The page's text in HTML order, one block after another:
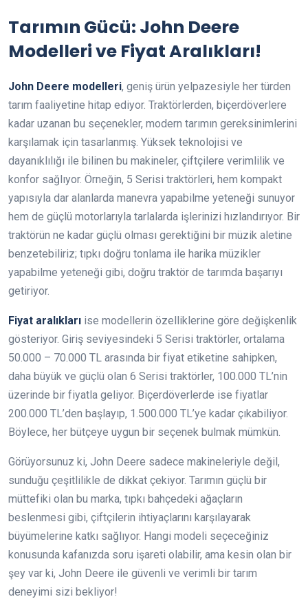
Tarımın Gücü: John Deere
Modelleri ve Fiyat Aralıkları!
John Deere modelleri, geniş ürün yelpazesiyle her türden
tarım faaliyetine hitap ediyor. Traktörlerden, biçerdöverlere
kadar uzanan bu seçenekler, modern tarımın gereksinimlerini
karşılamak için tasarlanmış. Yüksek teknolojisi ve
dayanıklılığı ile bilinen bu makineler, çiftçilere verimlilik ve
konfor sağlıyor. Örneğin, 5 Serisi traktörleri, hem kompakt
yapısıyla dar alanlarda manevra yapabilme yeteneği sunuyor
hem de güçlü motorlarıyla tarlalarda işlerinizi hızlandırıyor. Bir
traktörün ne kadar güçlü olması gerektiğini bir müzik aletine
benzetebiliriz; tıpkı doğru tonlama ile harika müzikler
yapabilme yeteneği gibi, doğru traktör de tarımda başarıyı
getiriyor.
Fiyat aralıkları ise modellerin özelliklerine göre değişkenlik
gösteriyor. Giriş seviyesindeki 5 Serisi traktörler, ortalama
50.000 – 70.000 TL arasında bir fiyat etiketine sahipken,
daha büyük ve güçlü olan 6 Serisi traktörler, 100.000 TL’nin
üzerinde bir fiyatla geliyor. Biçerdöverlerde ise fiyatlar
200.000 TL’den başlayıp, 1.500.000 TL’ye kadar çıkabiliyor.
Böylece, her bütçeye uygun bir seçenek bulmak mümkün.
Görüyorsunuz ki, John Deere sadece makineleriyle değil,
sunduğu çeşitlilikle de dikkat çekiyor. Tarımın güçlü bir
müttefiki olan bu marka, tıpkı bahçedeki ağaçların
beslenmesi gibi, çiftçilerin ihtiyaçlarını karşılayarak
büyümelerine katkı sağlıyor. Hangi modeli seçeceğiniz
konusunda kafanızda soru işareti olabilir, ama kesin olan bir
şey var ki, John Deere ile güvenli ve verimli bir tarım
deneyimi sizi bekliyor!